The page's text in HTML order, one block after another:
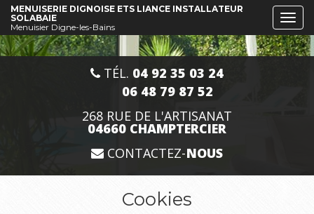
Aller
contenu
principal
MENUISERIE DIGNOISE ETS LIANCE INSTALLATEUR
SOLABAIE
Menuisier Digne-les-Bains
TÉL. 04 92 35 03 24
06 48 79 87 52
268 RUE DE L'ARTISANAT
04660 CHAMPTERCIER
CONTACTEZ-NOUS
Cookies